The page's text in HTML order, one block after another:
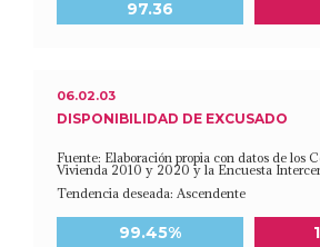
97.36
06.02.03
DISPONIBILIDAD DE EXCUSADO
Fuente: Elaboración propia con datos de los
Vivienda 2010 y 2020 y la Encuesta
Tendencia deseada: Ascendente
99.45%